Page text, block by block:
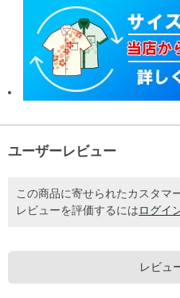
ユーザーレビュー
この商品に寄せられたカスタマ
レビューを評価するには ログイ
レビュ